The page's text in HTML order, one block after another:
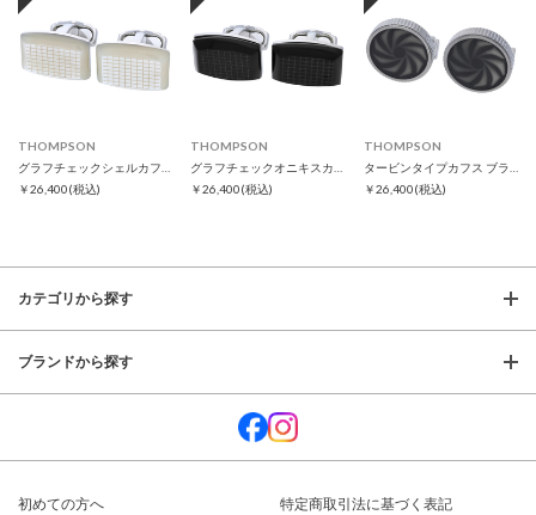
THOMPSON
￥26,400(税込)
THOMPSON
￥26,400(税込)
THOMPSON
￥26,400(税込)
カテゴリから探す
ブランドから探す
初めての方へ 特定商取引法に基づく表記